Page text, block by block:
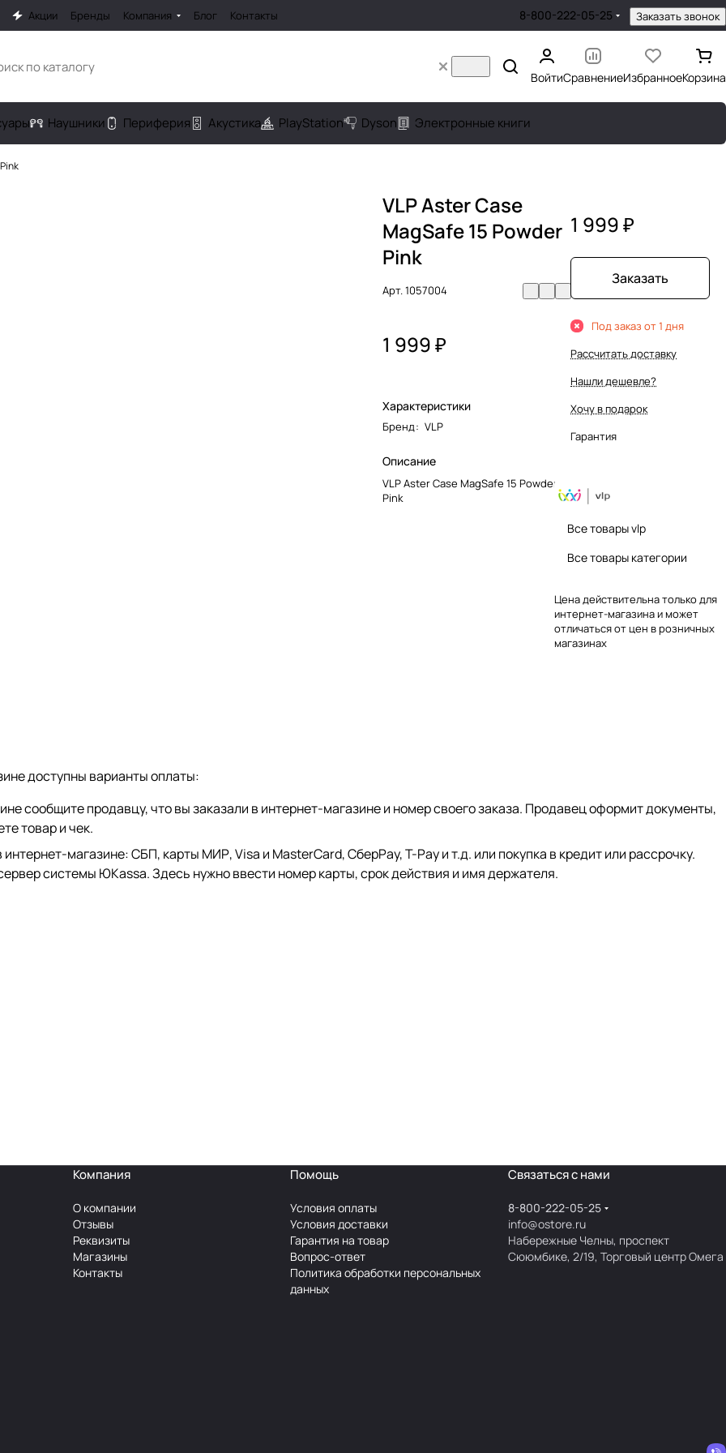
Акции Бренды Компания Блог Контакты 8-800-222-05-25 Заказать звонок
ВойтиСравнениеИзбранноеКорзина
Наушники Периферия Акустика PlayStation Dyson Электронные книги
VLP Aster Case
MagSafe 15 Powder
Pink
Арт.1057004
1 999 ₽
Характеристики
Бренд: VLP
Описание
VLP Aster Case MagSafe 15 Powder
Pink
1 999 ₽
Заказать
Под заказ от 1 дня
Рассчитать доставку
Нашли дешевле?
Хочу в подарок
Гарантия
Все товары vlp
Все товары категории
Цена действительна только для
интернет-магазина и может
отличаться от цен в розничных
магазинах
доступны варианты оплаты:
сообщите продавцу, что вы заказали в интернет-магазине и номер своего заказа. Продавец оформит документы,
товар и чек.
магазине: СБП, карты МИР, Visa и MasterCard, СберPay, Т-Pay и т.д. или покупка в кредит или рассрочку.
системы ЮKassa. Здесь нужно ввести номер карты, срок действия и имя держателя.
Компания
О компании
Отзывы
Реквизиты
Магазины
Контакты
Помощь
Условия оплаты
Условия доставки
Гарантия на товар
Вопрос-ответ
Политика обработки персональных
данных
Связаться с нами
8-800-222-05-25
info@ostore.ru
Набережные Челны, проспект
Сююмбике, 2/19, Торговый центр Омега